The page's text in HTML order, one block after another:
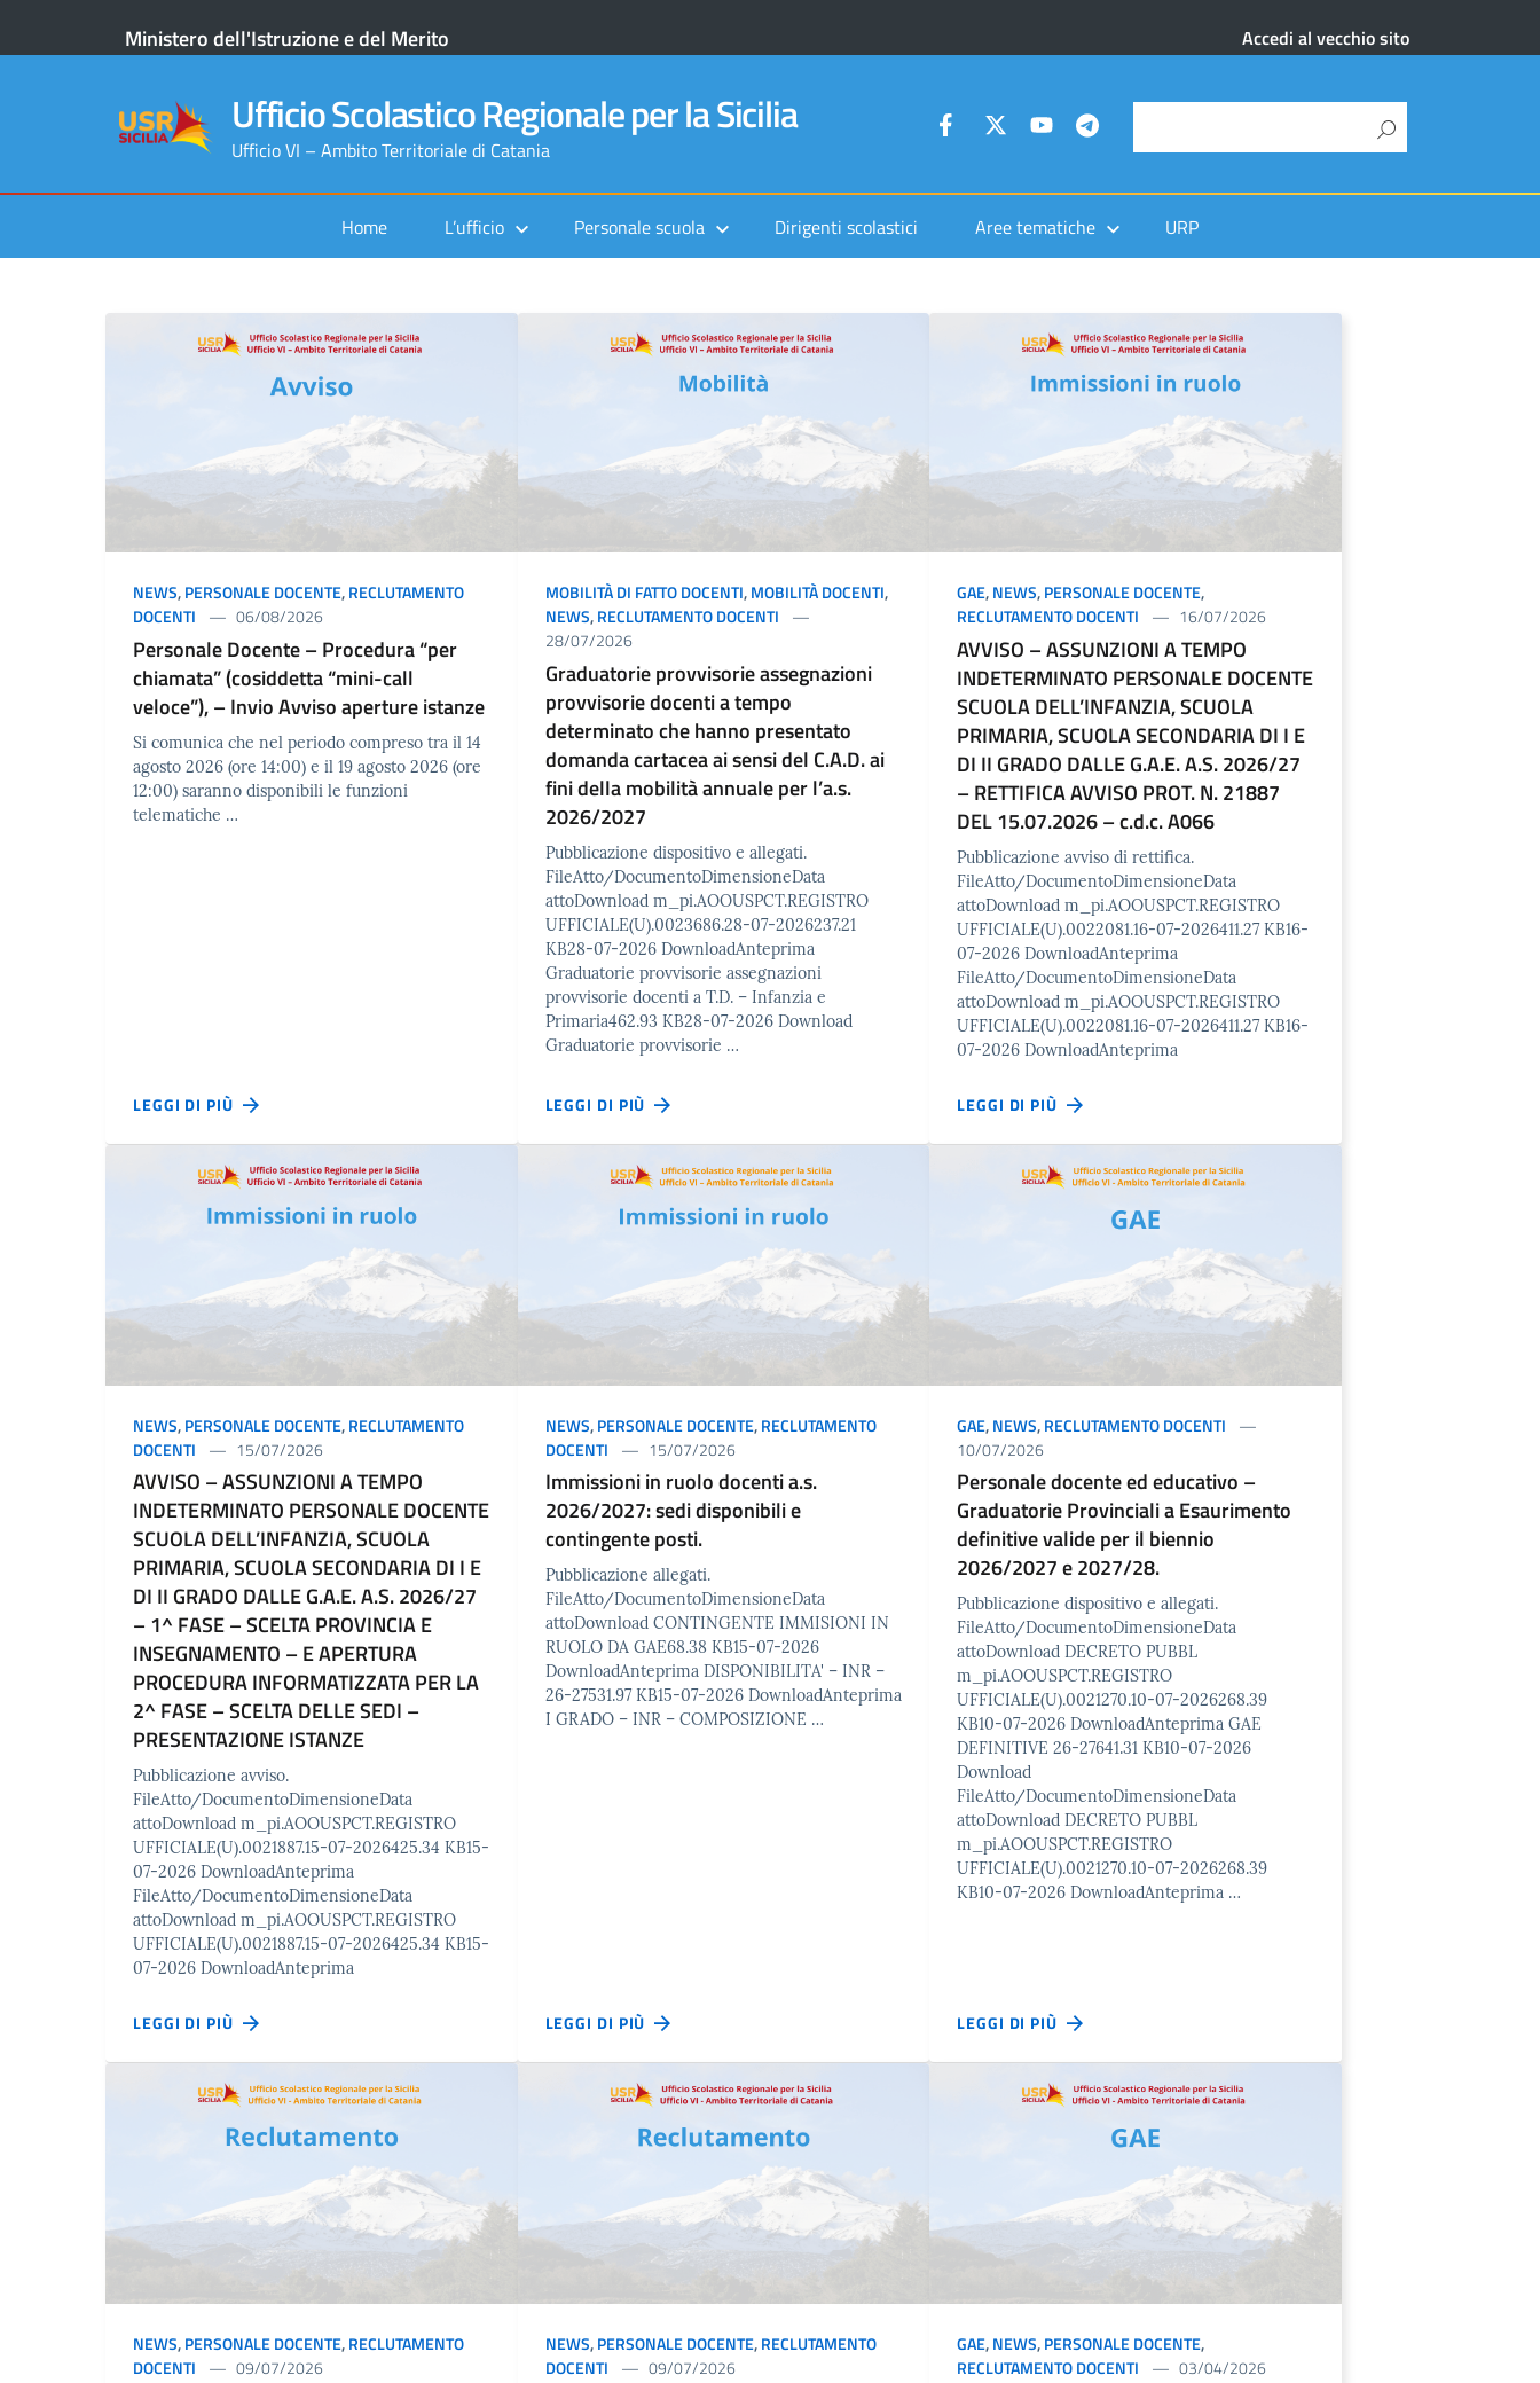
Ministero dell'Istruzione e del Merito Accedi al vecchio sito
Ufficio Scolastico Regionale per la Sicilia
Ufficio VI – Ambito Territoriale di Catania
Home L’ufficio Personale scuola Dirigenti scolastici Aree tematiche URP
NEWS,PERSONALE DOCENTE,RECLUTAMENTO
DOCENTI
06/08/2026
Personale Docente – Procedura “per
chiamata” (cosiddetta “mini-call
veloce”), – Invio Avviso aperture istanze
Si comunica che nel periodo compreso tra il 14
agosto 2026 (ore 14:00) e il 19 agosto 2026 (ore
12:00) saranno disponibili le funzioni
telematiche …
LEGGI DI PIÙ
MOBILITÀ DI FATTO DOCENTI,MOBILITÀ DOCENTI,
NEWS,RECLUTAMENTO DOCENTI
28/07/2026
Graduatorie provvisorie assegnazioni
provvisorie docenti a tempo
determinato che hanno presentato
domanda cartacea ai sensi del C.A.D. ai
fini della mobilità annuale per l’a.s.
2026/2027
Pubblicazione dispositivo e allegati.
FileAtto/DocumentoDimensioneData
attoDownload m_pi.AOOUSPCT.REGISTRO
UFFICIALE(U).0023686.28-07-2026237.21
KB28-07-2026 DownloadAnteprima
Graduatorie provvisorie assegnazioni
provvisorie docenti a T.D. – Infanzia e
Primaria462.93 KB28-07-2026 Download
Graduatorie provvisorie …
LEGGI DI PIÙ
GAE,NEWS,PERSONALE DOCENTE,
RECLUTAMENTO DOCENTI
16/07/2026
AVVISO – ASSUNZIONI A TEMPO
INDETERMINATO PERSONALE DOCENTE
SCUOLA DELL’INFANZIA, SCUOLA
PRIMARIA, SCUOLA SECONDARIA DI I E
DI II GRADO DALLE G.A.E. A.S. 2026/27
– RETTIFICA AVVISO PROT. N. 21887
DEL 15.07.2026 – c.d.c. A066
Pubblicazione avviso di rettifica.
FileAtto/DocumentoDimensioneData
attoDownload m_pi.AOOUSPCT.REGISTRO
UFFICIALE(U).0022081.16-07-2026411.27 KB16-
07-2026 DownloadAnteprima
FileAtto/DocumentoDimensioneData
attoDownload m_pi.AOOUSPCT.REGISTRO
UFFICIALE(U).0022081.16-07-2026411.27 KB16-
07-2026 DownloadAnteprima
LEGGI DI PIÙ
NEWS,PERSONALE DOCENTE,RECLUTAMENTO
DOCENTI
15/07/2026
AVVISO – ASSUNZIONI A TEMPO
INDETERMINATO PERSONALE DOCENTE
SCUOLA DELL’INFANZIA, SCUOLA
PRIMARIA, SCUOLA SECONDARIA DI I E
DI II GRADO DALLE G.A.E. A.S. 2026/27
– 1^ FASE – SCELTA PROVINCIA E
INSEGNAMENTO – E APERTURA
PROCEDURA INFORMATIZZATA PER LA
2^ FASE – SCELTA DELLE SEDI –
PRESENTAZIONE ISTANZE
Pubblicazione avviso.
FileAtto/DocumentoDimensioneData
attoDownload m_pi.AOOUSPCT.REGISTRO
UFFICIALE(U).0021887.15-07-2026425.34 KB15-
07-2026 DownloadAnteprima
FileAtto/DocumentoDimensioneData
attoDownload m_pi.AOOUSPCT.REGISTRO
UFFICIALE(U).0021887.15-07-2026425.34 KB15-
07-2026 DownloadAnteprima
LEGGI DI PIÙ
NEWS,PERSONALE DOCENTE,RECLUTAMENTO
DOCENTI
15/07/2026
Immissioni in ruolo docenti a.s.
2026/2027: sedi disponibili e
contingente posti.
Pubblicazione allegati.
FileAtto/DocumentoDimensioneData
attoDownload CONTINGENTE IMMISIONI IN
RUOLO DA GAE68.38 KB15-07-2026
DownloadAnteprima DISPONIBILITA' – INR –
26-27531.97 KB15-07-2026 DownloadAnteprima
I GRADO – INR – COMPOSIZIONE …
LEGGI DI PIÙ
GAE,NEWS,RECLUTAMENTO DOCENTI
10/07/2026
Personale docente ed educativo –
Graduatorie Provinciali a Esaurimento
definitive valide per il biennio
2026/2027 e 2027/28.
Pubblicazione dispositivo e allegati.
FileAtto/DocumentoDimensioneData
attoDownload DECRETO PUBBL
m_pi.AOOUSPCT.REGISTRO
UFFICIALE(U).0021270.10-07-2026268.39
KB10-07-2026 DownloadAnteprima GAE
DEFINITIVE 26-27641.31 KB10-07-2026
Download
FileAtto/DocumentoDimensioneData
attoDownload DECRETO PUBBL
m_pi.AOOUSPCT.REGISTRO
UFFICIALE(U).0021270.10-07-2026268.39
KB10-07-2026 DownloadAnteprima …
LEGGI DI PIÙ
NEWS,PERSONALE DOCENTE,RECLUTAMENTO
DOCENTI
09/07/2026
NEWS,PERSONALE DOCENTE,RECLUTAMENTO
DOCENTI
09/07/2026
GAE,NEWS,PERSONALE DOCENTE,
RECLUTAMENTO DOCENTI
03/04/2026